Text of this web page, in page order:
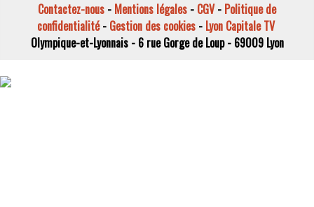
Contactez-nous - Mentions légales - CGV- Politique de
confidentialité- Gestion des cookies- Lyon Capitale TV
Olympique-et-Lyonnais - 6 rue Gorge de Loup - 69009 Lyon